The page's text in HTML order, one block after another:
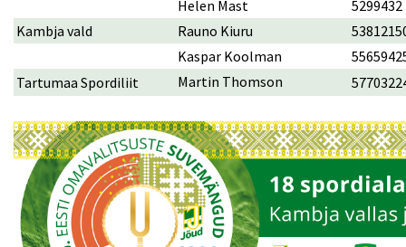
Helen Mast
5299432
Kambja vald
Rauno Kiuru
Kaspar Koolman
Tartumaa Spordiliit
Martin Thomson